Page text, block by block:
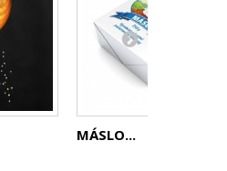
MÁSLO...